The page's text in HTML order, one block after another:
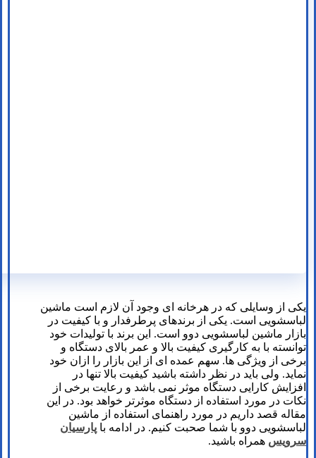
یکی از وسایلی که در هرخانه ای وجود آن لازم است ماشین
لباسشویی است. یکی از برندهای پرطرفدار و با کیفیت در
بازار ماشین لباسشویی دوو است. این برند با تولیدات خود
توانسته با به کارگیری کیفیت بالا و عمر بالای دستگاه و
برخی از ویژگی ها. سهم عمده ای از این بازار را ازان خود
نماید. ولی باید در نظر داشته باشید کیفیت بالا تنها در
افزایش کارایی دستگاه موثر نمی باشد و رعایت برخی از
نکات در مورد استفاده از دستگاه موثرتر خواهد بود. در این
مقاله قصد داریم در مورد راهنمای استفاده از ماشین
لباسشویی دوو با شما صحبت کنیم. در ادامه با پارسیان
سرویس همراه باشید.